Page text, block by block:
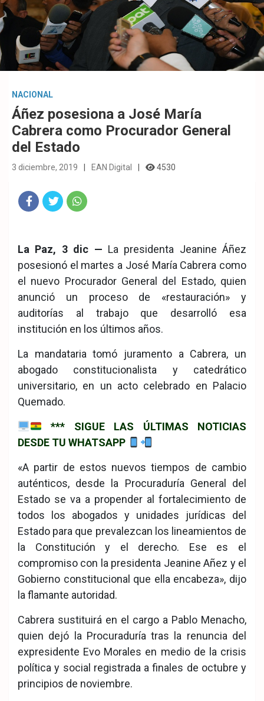
NACIONAL
Áñez posesiona a José María
Cabrera como Procurador General
del Estado
3 diciembre, 2019 EAN Digital 4530
ook
tsA
pp
La Paz, 3 dic — La presidenta Jeanine Áñez
posesionó el martes a José María Cabrera como
el nuevo Procurador General del Estado, quien
anunció un proceso de «restauración» y
auditorías al trabajo que desarrolló esa
institución en los últimos años.
La mandataria tomó juramento a Cabrera, un
abogado constitucionalista y catedrático
universitario, en un acto celebrado en Palacio
Quemado.
*** SIGUE LAS ÚLTIMAS NOTICIAS
DESDE TU WHATSAPP
«A partir de estos nuevos tiempos de cambio
auténticos, desde la Procuraduría General del
Estado se va a propender al fortalecimiento de
todos los abogados y unidades jurídicas del
Estado para que prevalezcan los lineamientos de
la Constitución y el derecho. Ese es el
compromiso con la presidenta Jeanine Añez y el
Gobierno constitucional que ella encabeza», dijo
la flamante autoridad.
Cabrera sustituirá en el cargo a Pablo Menacho,
quien dejó la Procuraduría tras la renuncia del
expresidente Evo Morales en medio de la crisis
política y social registrada a finales de octubre y
principios de noviembre.